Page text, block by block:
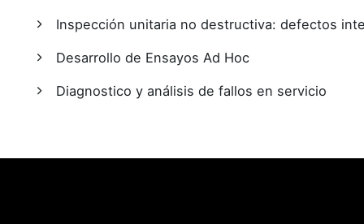
Inspección unitaria no destructiva: defectos
Desarrollo de Ensayos Ad Hoc​
Diagnostico y análisis de fallos en servicio​